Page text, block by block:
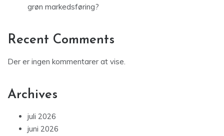
grøn markedsføring?
Recent Comments
Der er ingen kommentarer at vise.
Archives
juli 2026
juni 2026